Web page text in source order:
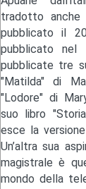
tradotto anche
pubblicato il
pubblicato
pubblicate tre
"Matilda" di
"Lodore" di
suo libro
esce la
Un’altra sua
magistrale è
mondo della